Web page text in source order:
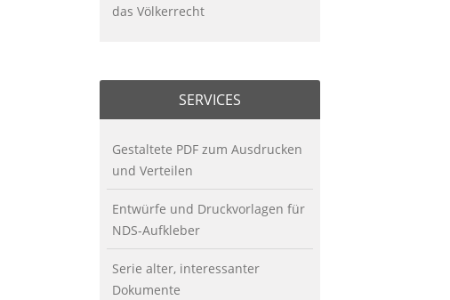
das Völkerrecht
SERVICES
Gestaltete PDF zum Ausdrucken
und Verteilen
Entwürfe und Druckvorlagen für
NDS-Aufkleber
Serie alter, interessanter
Dokumente